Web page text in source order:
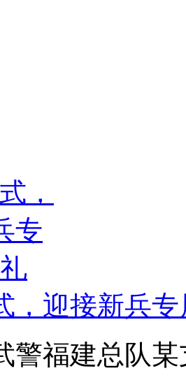
，迎接新兵专
警福建总队